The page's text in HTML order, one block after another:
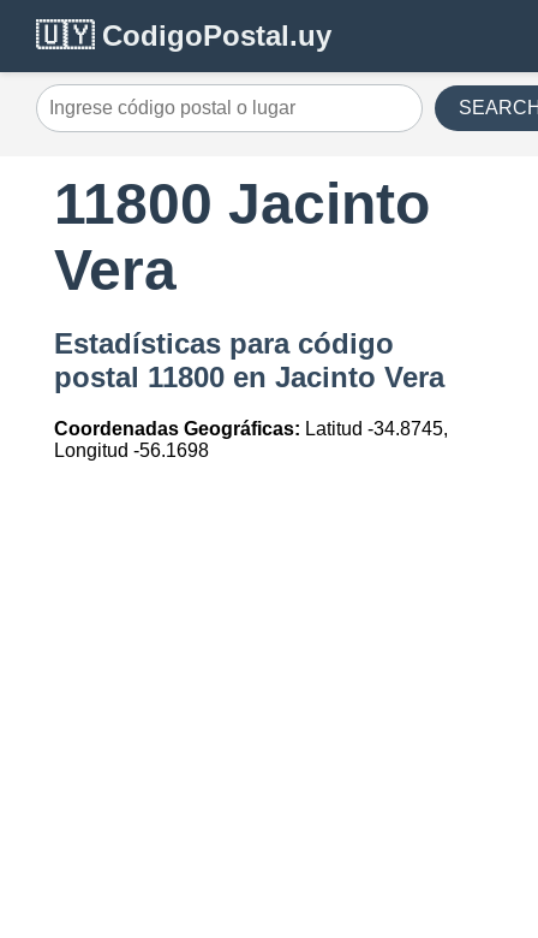
🇺🇾 CodigoPostal.uy
11800 Jacinto
Vera
Estadísticas para código
postal 11800 en Jacinto Vera
Coordenadas Geográficas: Latitud -34.8745,
Longitud -56.1698